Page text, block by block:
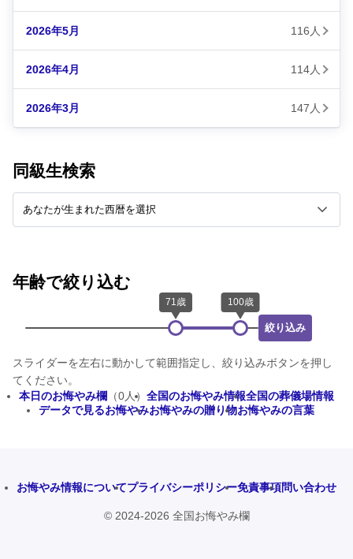
2026年5月 116人
2026年4月 114人
2026年3月 147人
同級生検索
年齢で絞り込む
絞り込み
スライダーを左右に動かして範囲指定し、絞り込みボタンを押し
てください。
本日のお悔やみ欄 （0人） 全国のお悔やみ情報全国の葬儀場情報
データで見るお悔やみお悔やみの贈り物お悔やみの言葉
お悔やみ情報についてプライバシーポリシー免責事項問い合わせ
© 2024-2026 全国お悔やみ欄